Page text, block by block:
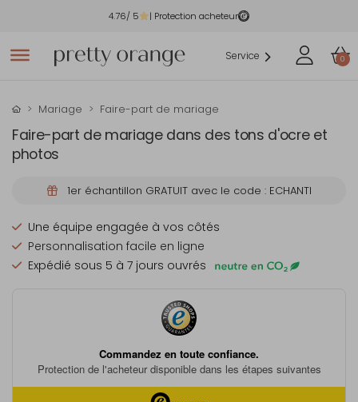
4.76/ 5 | Protection acheteur
Service 0
Mariage Faire-part de mariage
Faire-part de mariage dans des tons d'ocre et
photos
1er échantillon GRATUIT avec le code : ECHANTI
Une équipe engagée à vos côtés
Personnalisation facile en ligne
Expédié sous 5 à 7 jours ouvrés